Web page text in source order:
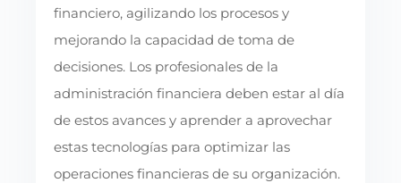
financiero, agilizando los procesos y
mejorando la capacidad de toma de
decisiones. Los profesionales de la
administración financiera deben estar al día
de estos avances y aprender a aprovechar
estas tecnologías para optimizar las
operaciones financieras de su organización.